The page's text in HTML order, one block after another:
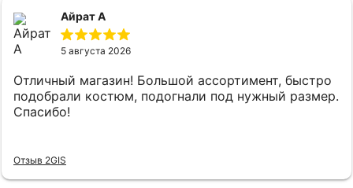
Айрат А
5 августа 2026
Отличный магазин! Большой ассортимент, быстро
подобрали костюм, подогнали под нужный размер.
Спасибо!
Отзыв 2GIS